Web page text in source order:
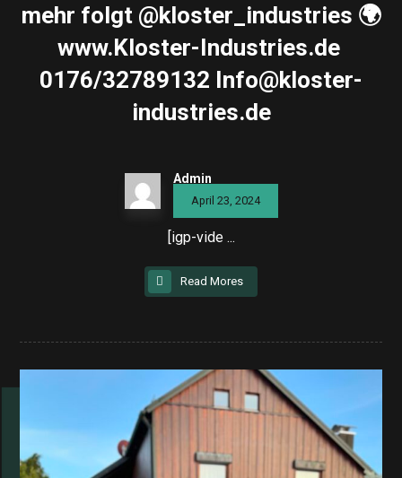
mehr folgt @kloster_industries 🌍
www.Kloster-Industries.de ️
0176/32789132 Info@kloster-
industries.de
Admin
April 23, 2024
[igp-vide ...
Read Mores